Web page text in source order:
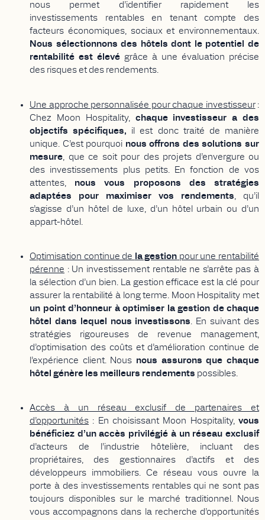
nous permet d’identifier rapidement les
investissements rentables en tenant compte des
facteurs économiques, sociaux et environnementaux.
Nous sélectionnons des hôtels dont le potentiel de
rentabilité est élevé grâce à une évaluation précise
des risques et des rendements.
Une approche personnalisée pour chaque investisseur:
Chez Moon Hospitality, chaque investisseur a des
objectifs spécifiques, il est donc traité de manière
unique. C’est pourquoi nous offrons des solutions sur
mesure , que ce soit pour des projets d’envergure ou
des investissements plus petits. En fonction de vos
attentes, nous vous proposons des stratégies
adaptées pour maximiser vos rendements , qu’il
s’agisse d’un hôtel de luxe, d’un hôtel urbain ou d’un
appart-hôtel.
Optimisation continue de la gestion pour une rentabilité
pérenne : Un investissement rentable ne s’arrête pas à
la sélection d’un bien. La gestion efficace est la clé pour
assurer la rentabilité à long terme. Moon Hospitality met
un point d’honneur à optimiser la gestion de chaque
hôtel dans lequel nous investissons . En suivant des
stratégies rigoureuses de revenue management,
d’optimisation des coûts et d’amélioration continue de
l’expérience client. Nous nous assurons que chaque
hôtel génère les meilleurs rendements possibles.
Accès à un réseau exclusif de partenaires et
d’opportunités : En choisissant Moon Hospitality, vous
bénéficiez d’un accès privilégié à un réseau exclusif
d’acteurs de l’industrie hôtelière, incluant des
propriétaires, des gestionnaires d’actifs et des
développeurs immobiliers. Ce réseau vous ouvre la
porte à des investissements rentables qui ne sont pas
toujours disponibles sur le marché traditionnel. Nous
vous accompagnons dans la recherche d’opportunités